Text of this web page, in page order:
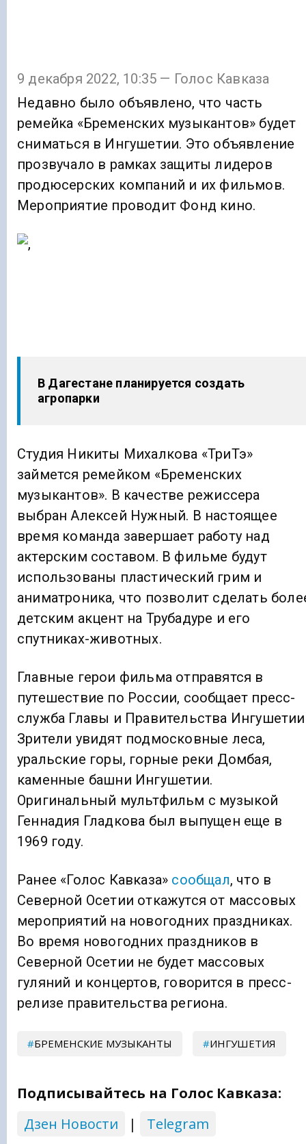
9 декабря 2022, 10:35 — Голос Кавказа
Недавно было объявлено, что часть
ремейка «Бременских музыкантов» будет
сниматься в Ингушетии. Это объявление
прозвучало в рамках защиты лидеров
продюсерских компаний и их фильмов.
Мероприятие проводит Фонд кино.
В Дагестане планируется создать
агропарки
Студия Никиты Михалкова «ТриТэ»
займется ремейком «Бременских
музыкантов». В качестве режиссера
выбран Алексей Нужный. В настоящее
время команда завершает работу над
актерским составом. В фильме будут
использованы пластический грим и
аниматроника, что позволит сделать
детским акцент на Трубадуре и его
спутниках-животных.
Главные герои фильма отправятся в
путешествие по России, сообщает пресс-
служба Главы и Правительства
Зрители увидят подмосковные леса,
уральские горы, горные реки Домбая,
каменные башни Ингушетии.
Оригинальный мультфильм с музыкой
Геннадия Гладкова был выпущен еще в
1969 году.
Ранее «Голос Кавказа» сообщал, что в
Северной Осетии откажутся от массовых
мероприятий на новогодних праздниках.
Во время новогодних праздников в
Северной Осетии не будет массовых
гуляний и концертов, говорится в пресс-
релизе правительства региона.
БРЕМЕНСКИЕ МУЗЫКАНТЫ ИНГУШЕТИЯ
Подписывайтесь на Голос Кавказа:
Дзен Новости
| Telegram